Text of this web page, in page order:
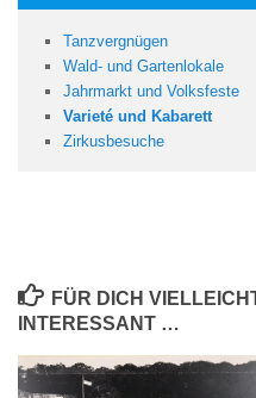
Tanzvergnügen
Wald- und Gartenlokale
Jahrmarkt und Volksfeste
Varieté und Kabarett
Zirkusbesuche
FÜR DICH
INTERESSANT …